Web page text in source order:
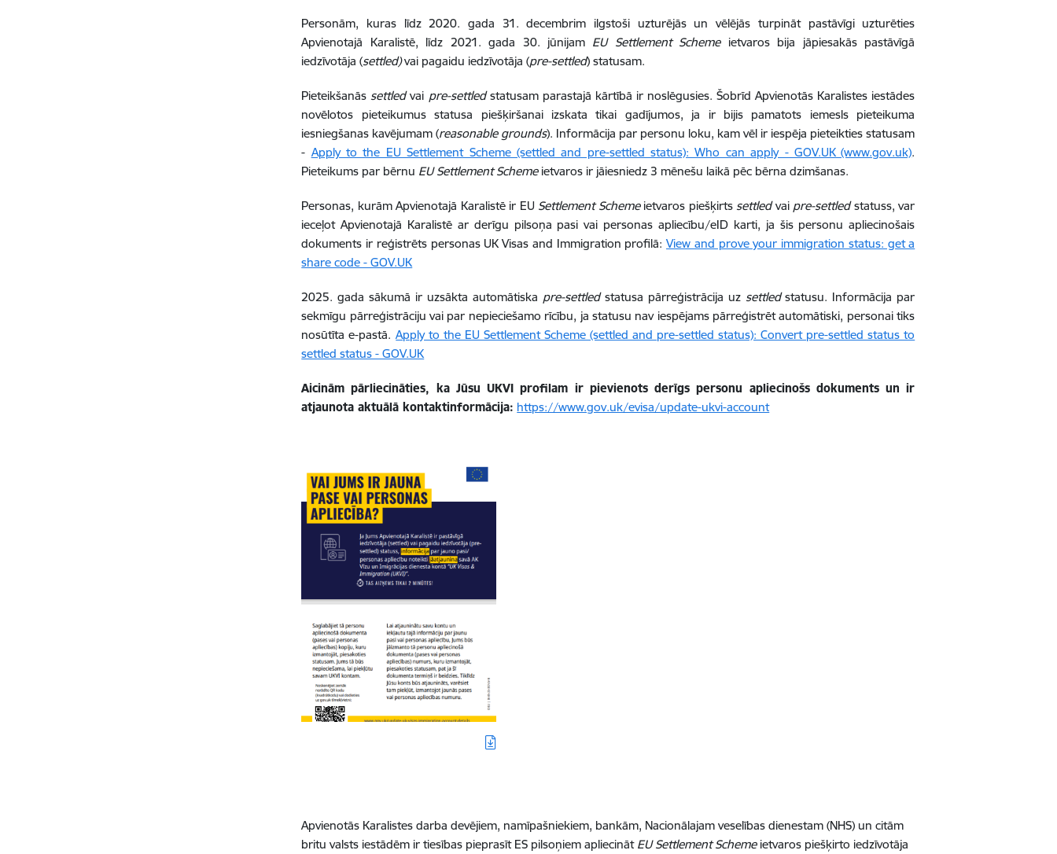
Personām, kuras līdz 2020. gada 31. decembrim ilgstoši uzturējās un vēlējās turpināt pastāvīgi uzturēties
Apvienotajā Karalistē, līdz 2021. gada 30. jūnijam EU Settlement Schemeietvaros bija jāpiesakās pastāvīgā
iedzīvotāja (settled)vai pagaidu iedzīvotāja (pre-settled) statusam.
Pieteikšanāssettledvai pre-settledstatusam parastajā kārtībā ir noslēgusies. Šobrīd Apvienotās Karalistes iestādes
novēlotos pieteikumus statusa piešķiršanai izskata tikai gadījumos, ja ir bijis pamatots iemesls pieteikuma
iesniegšanas kavējumam (reasonable grounds). Informācija par personu loku, kam vēl ir iespēja pieteikties statusam
- Apply to the EU Settlement Scheme (settled and pre-settled status): Who can apply - GOV.UK (www.gov.uk).
Pieteikums par bērnu EU Settlement Schemeietvaros ir jāiesniedz 3 mēnešu laikā pēc bērna dzimšanas.
Personas, kurām Apvienotajā Karalistē ir EU Settlement Schemeietvaros piešķirtssettledvai pre-settledstatuss, var
ieceļot Apvienotajā Karalistē ar derīgu pilsoņa pasi vai personas apliecību/eID karti, ja šis personu apliecinošais
dokuments ir reģistrēts personas UK Visas and Immigration profilā: View and prove your immigration status: get a
share code - GOV.UK
2025. gada sākumā ir uzsākta automātiska pre-settledstatusa pārreģistrācija uz settledstatusu. Informācija par
sekmīgu pārreģistrāciju vai par nepieciešamo rīcību, ja statusu nav iespējams pārreģistrēt automātiski, personai tiks
nosūtīta e-pastā. Apply to the EU Settlement Scheme (settled and pre-settled status): Convert pre-settled status to
settled status - GOV.UK
Aicinām pārliecināties, ka Jūsu UKVI profilam ir pievienots derīgs personu apliecinošs dokuments un ir
atjaunota aktuālā kontaktinformācija: https://www.gov.uk/evisa/update-ukvi-account
Apvienotās Karalistes darba devējiem, namīpašniekiem, bankām, Nacionālajam veselības dienestam (NHS) un citām
britu valsts iestādēm ir tiesības pieprasīt ES pilsoņiem apliecināt EU Settlement Schemeietvaros piešķirto iedzīvotāja